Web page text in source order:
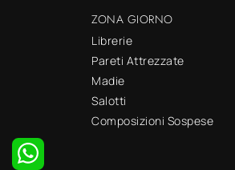
ZONA GIORNO
Librerie
Pareti Attrezzate
Madie
Salotti
Composizioni Sospese